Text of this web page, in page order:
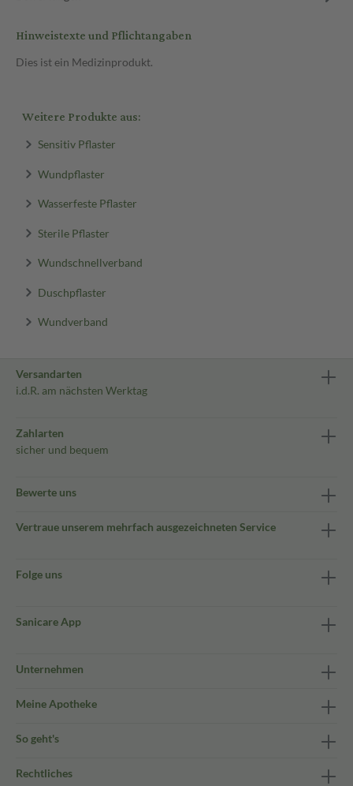
Hinweistexte und Pflichtangaben
Dies ist ein Medizinprodukt.
Weitere Produkte aus:
Sensitiv Pflaster
Wundpflaster
Wasserfeste Pflaster
Sterile Pflaster
Wundschnellverband
Duschpflaster
Wundverband
Versandarten
i.d.R. am nächsten Werktag
Zahlarten
sicher und bequem
Bewerte uns
Vertraue unserem mehrfach ausgezeichneten Service
Folge uns
Sanicare App
Unternehmen
Meine Apotheke
So geht's
Rechtliches